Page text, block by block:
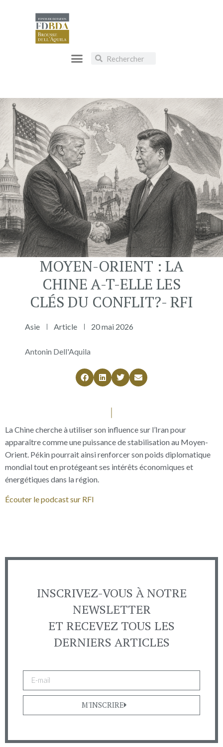
MOYEN-ORIENT : LA
CHINE A-T-ELLE LES
CLÉS DU CONFLIT?- RFI
Asie Article 20 mai 2026
Antonin Dell'Aquila
La Chine cherche à utiliser son influence sur l’Iran pour
apparaître comme une puissance de stabilisation au Moyen-
Orient. Pékin pourrait ainsi renforcer son poids diplomatique
mondial tout en protégeant ses intérêts économiques et
énergétiques dans la région.
Écouter le podcast sur RFI
INSCRIVEZ-VOUS À NOTRE
NEWSLETTER
ET RECEVEZ TOUS LES
DERNIERS ARTICLES
M'INSCRIRE